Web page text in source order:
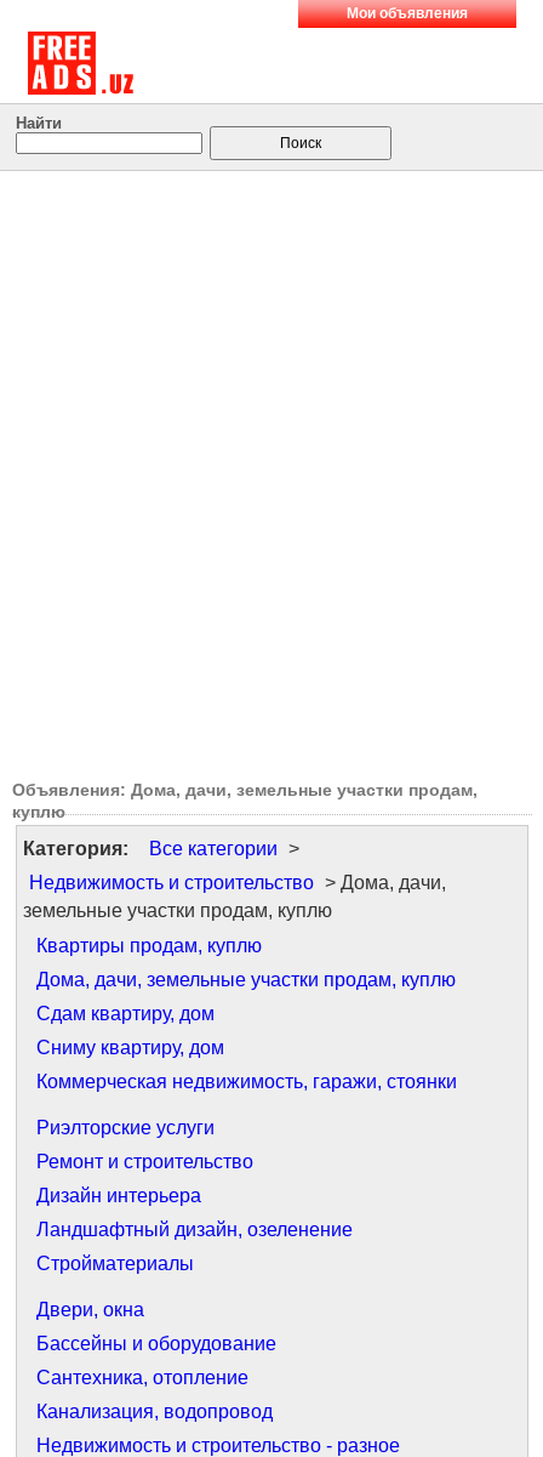
Мои объявления
Найти
Объявления: Дома, дачи, земельные участки продам,
куплю
Категория: Все категории >
Недвижимость и строительство > Дома, дачи,
земельные участки продам, куплю
Квартиры продам, куплю
Дома, дачи, земельные участки продам, куплю
Сдам квартиру, дом
Сниму квартиру, дом
Коммерческая недвижимость, гаражи, стоянки
Риэлторские услуги
Ремонт и строительство
Дизайн интерьера
Ландшафтный дизайн, озеленение
Стройматериалы
Двери, окна
Бассейны и оборудование
Сантехника, отопление
Канализация, водопровод
Недвижимость и строительство - разное